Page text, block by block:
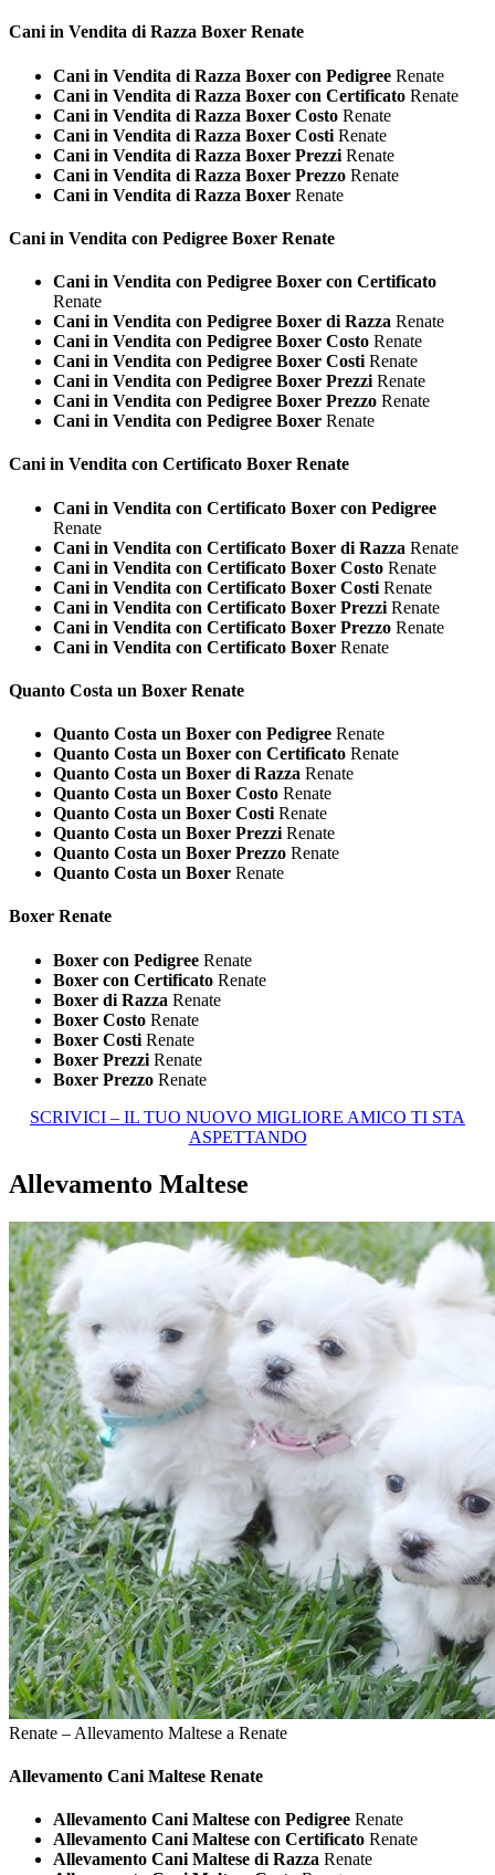
Cani in Vendita di Razza Boxer Renate
Cani in Vendita di Razza Boxer con Pedigree Renate
Cani in Vendita di Razza Boxer con Certificato Renate
Cani in Vendita di Razza Boxer Costo Renate
Cani in Vendita di Razza Boxer Costi Renate
Cani in Vendita di Razza Boxer Prezzi Renate
Cani in Vendita di Razza Boxer Prezzo Renate
Cani in Vendita di Razza Boxer Renate
Cani in Vendita con Pedigree Boxer Renate
Cani in Vendita con Pedigree Boxer con Certificato
Renate
Cani in Vendita con Pedigree Boxer di Razza Renate
Cani in Vendita con Pedigree Boxer Costo Renate
Cani in Vendita con Pedigree Boxer Costi Renate
Cani in Vendita con Pedigree Boxer Prezzi Renate
Cani in Vendita con Pedigree Boxer Prezzo Renate
Cani in Vendita con Pedigree Boxer Renate
Cani in Vendita con Certificato Boxer Renate
Cani in Vendita con Certificato Boxer con Pedigree
Renate
Cani in Vendita con Certificato Boxer di Razza Renate
Cani in Vendita con Certificato Boxer Costo Renate
Cani in Vendita con Certificato Boxer Costi Renate
Cani in Vendita con Certificato Boxer Prezzi Renate
Cani in Vendita con Certificato Boxer Prezzo Renate
Cani in Vendita con Certificato Boxer Renate
Quanto Costa un Boxer Renate
Quanto Costa un Boxer con Pedigree Renate
Quanto Costa un Boxer con Certificato Renate
Quanto Costa un Boxer di Razza Renate
Quanto Costa un Boxer Costo Renate
Quanto Costa un Boxer Costi Renate
Quanto Costa un Boxer Prezzi Renate
Quanto Costa un Boxer Prezzo Renate
Quanto Costa un Boxer Renate
Boxer Renate
Boxer con Pedigree Renate
Boxer con Certificato Renate
Boxer di Razza Renate
Boxer Costo Renate
Boxer Costi Renate
Boxer Prezzi Renate
Boxer Prezzo Renate
SCRIVICI – IL TUO NUOVO MIGLIORE AMICO TI STA
ASPETTANDO
Allevamento Maltese
Renate – Allevamento Maltese a Renate
Allevamento Cani Maltese Renate
Allevamento Cani Maltese con Pedigree Renate
Allevamento Cani Maltese con Certificato Renate
Allevamento Cani Maltese di Razza Renate